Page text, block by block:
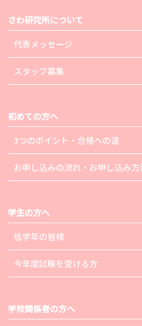
さわ研究所について
代表メッセージ
スタッフ募集
初めての方へ
3つのポイント・合格への道
お申し込みの流れ・お申し込み
学生の方へ
低学年の皆様
今年度試験を受ける方
学校関係者の方へ